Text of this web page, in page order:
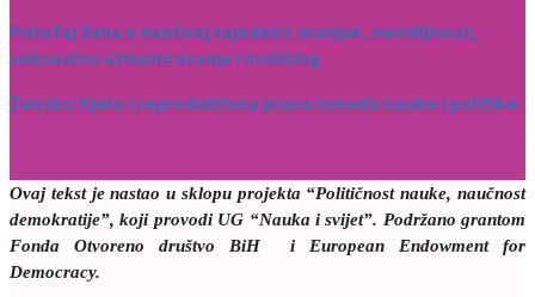
Položaj žena u naučnoj zajednici: manjak, nevidljivost,
seksualno uznemiravanje i mobbing
Žensko tijelo i reproduktivna prava između nauke i politike
Ovaj tekst je nastao u sklopu projekta “Političnost nauke, naučnost
demokratije”, koji provodi UG “Nauka i svijet”. Podržano grantom
Fonda Otvoreno društvo BiH i European Endowment for
Democracy.